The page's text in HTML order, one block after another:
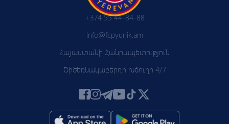
+374 55 44-84-88
info@fcpyunik.am
Հայաստանի Հանրապետություն
Ծիծեռնակաբերդի խճուղի 4/7